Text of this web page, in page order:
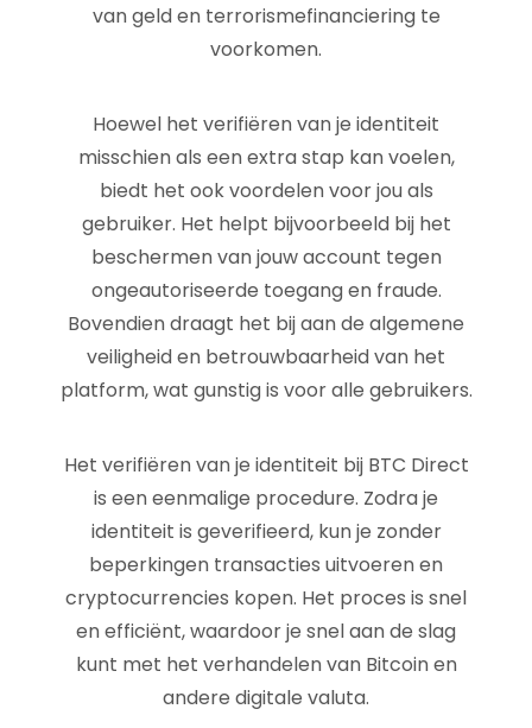
van geld en terrorismefinanciering te
voorkomen.
Hoewel het verifiëren van je identiteit
misschien als een extra stap kan voelen,
biedt het ook voordelen voor jou als
gebruiker. Het helpt bijvoorbeeld bij het
beschermen van jouw account tegen
ongeautoriseerde toegang en fraude.
Bovendien draagt het bij aan de algemene
veiligheid en betrouwbaarheid van het
platform, wat gunstig is voor alle gebruikers.
Het verifiëren van je identiteit bij BTC Direct
is een eenmalige procedure. Zodra je
identiteit is geverifieerd, kun je zonder
beperkingen transacties uitvoeren en
cryptocurrencies kopen. Het proces is snel
en efficiënt, waardoor je snel aan de slag
kunt met het verhandelen van Bitcoin en
andere digitale valuta.